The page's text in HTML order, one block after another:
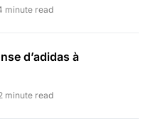
minute read
d’adidas à
minute read